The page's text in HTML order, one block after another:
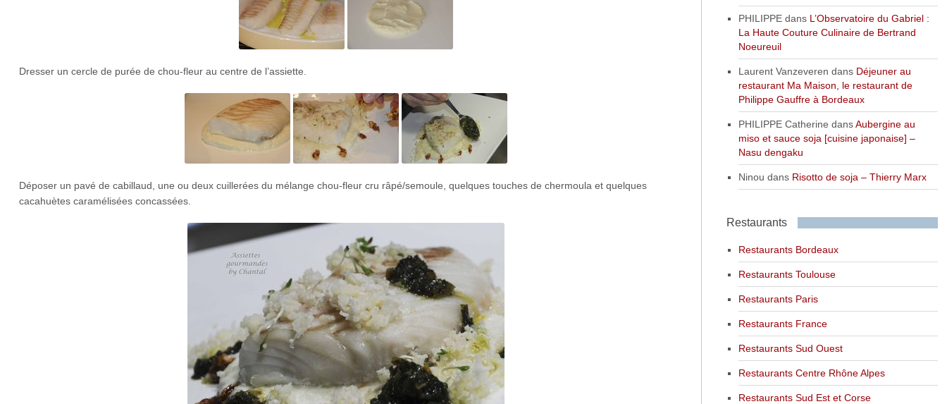
Dresser un cercle de purée de chou-fleur au centre de l’assiette.
Déposer un pavé de cabillaud, une ou deux cuillerées du mélange chou-fleur cru râpé/semoule, quelques touches de chermoula et quelques
cacahuètes caramélisées concassées.
PHILIPPEdans L’Observatoire du Gabriel :
La Haute Couture Culinaire de Bertrand
Noeureuil
Laurent Vanzeveren dans Déjeuner au
restaurant Ma Maison, le restaurant de
Philippe Gauffre à Bordeaux
PHILIPPE Catherine dansAubergine au
miso et sauce soja [cuisine japonaise] –
Nasu dengaku
Ninou dans Risotto de soja – Thierry Marx
Restaurants
Restaurants Bordeaux
Restaurants Toulouse
Restaurants Paris
Restaurants France
Restaurants Sud Ouest
Restaurants Centre Rhône Alpes
Restaurants Sud Est et Corse